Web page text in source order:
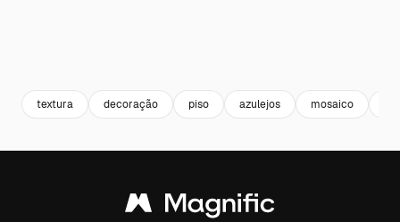
textura decoração piso azulejos mosaico